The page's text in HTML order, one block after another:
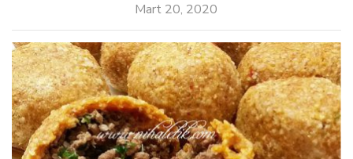
Mart 20, 2020